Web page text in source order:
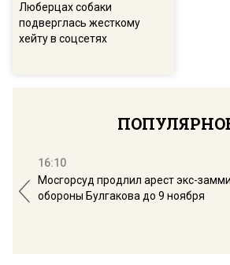
Люберцах собаки
подверглась жесткому
хейту в соцсетях
16:10
Мосгорсуд продлил арест экс-
обороны Булгакова до 9 ноября